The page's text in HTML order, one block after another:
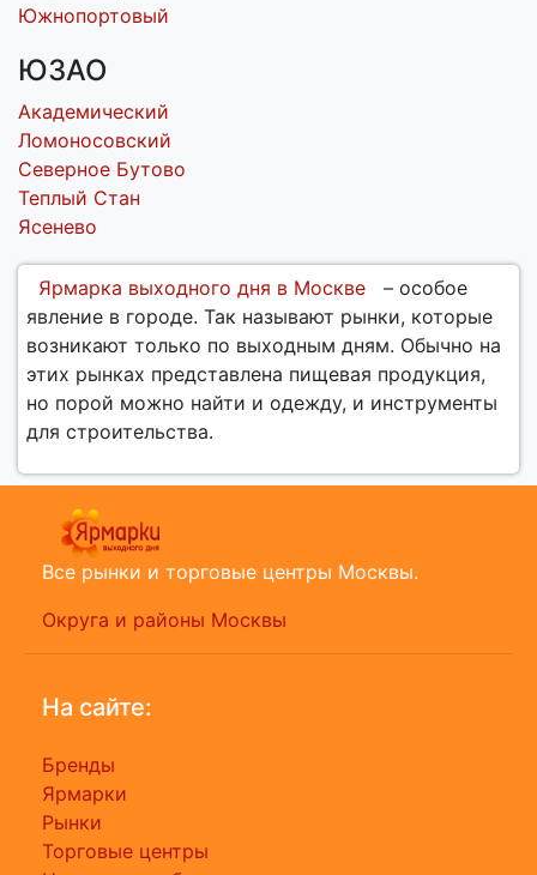
Южнопортовый
ЮЗАО
Академический
Ломоносовский
Северное Бутово
Теплый Стан
Ясенево
Ярмарка выходного дня в Москве
– особое
явление в городе. Так называют рынки, которые
возникают только по выходным дням. Обычно на
этих рынках представлена пищевая продукция,
но порой можно найти и одежду, и инструменты
для строительства.
Все рынки и торговые центры Москвы.
Округа и районы Москвы
На сайте:
Бренды
Ярмарки
Рынки
Торговые центры